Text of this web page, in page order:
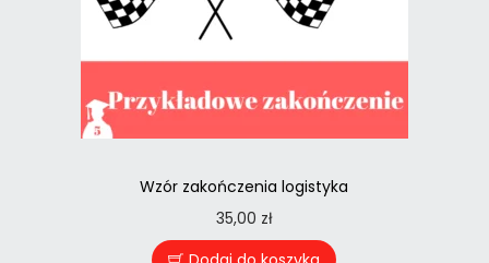
Wzór zakończenia logistyka
35,00 zł